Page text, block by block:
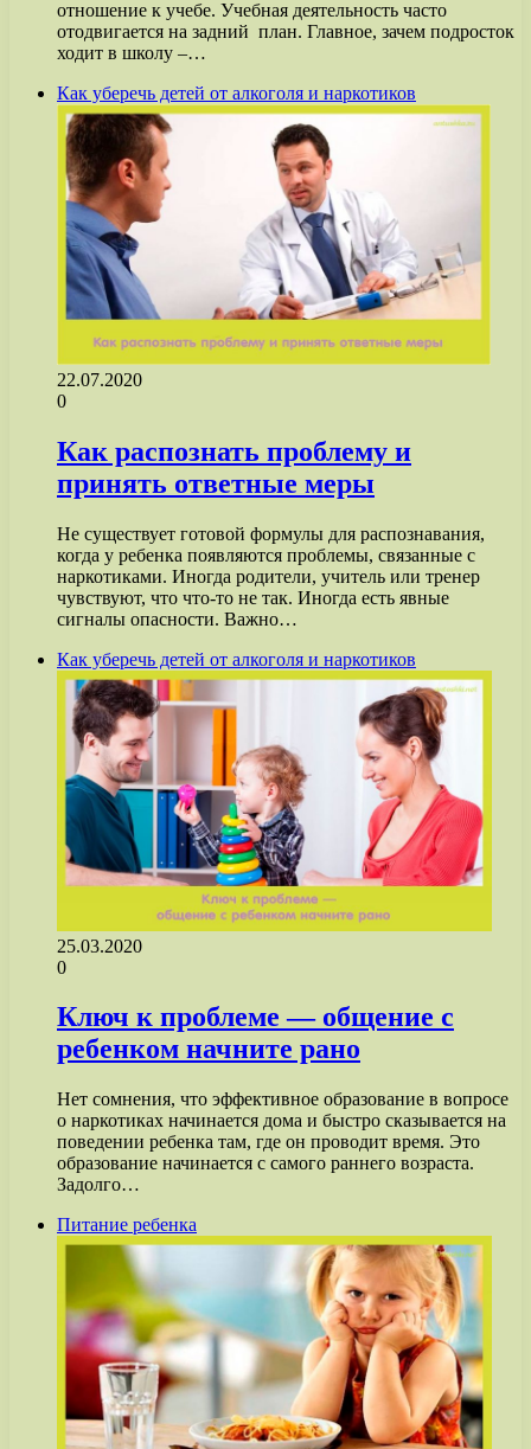
отношение к учебе. Учебная деятельность часто
отодвигается на задний план. Главное, зачем подросток
ходит в школу –…
Как уберечь детей от алкоголя и наркотиков
22.07.2020
0
Как распознать проблему и
принять ответные меры
Не существует готовой формулы для распознавания,
когда у ребенка появляются проблемы, связанные с
наркотиками. Иногда родители, учитель или тренер
чувствуют, что что-то не так. Иногда есть явные
сигналы опасности. Важно…
Как уберечь детей от алкоголя и наркотиков
25.03.2020
0
Ключ к проблеме — общение с
ребенком начните рано
Нет сомнения, что эффективное образование в вопросе
о наркотиках начинается дома и быстро сказывается на
поведении ребенка там, где он проводит время. Это
образование начинается с самого раннего возраста.
Задолго…
Питание ребенка